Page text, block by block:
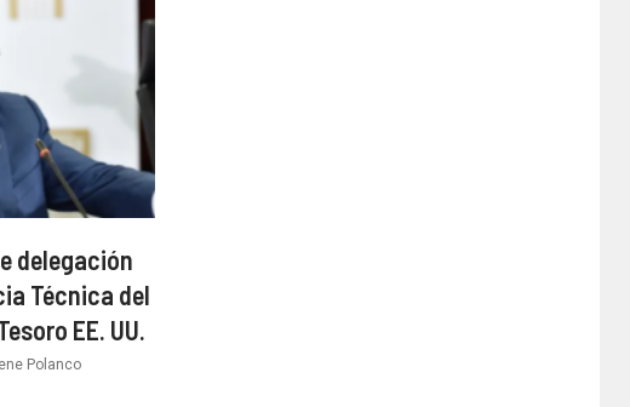
delegación
Técnica del
EE. UU.
Polanco